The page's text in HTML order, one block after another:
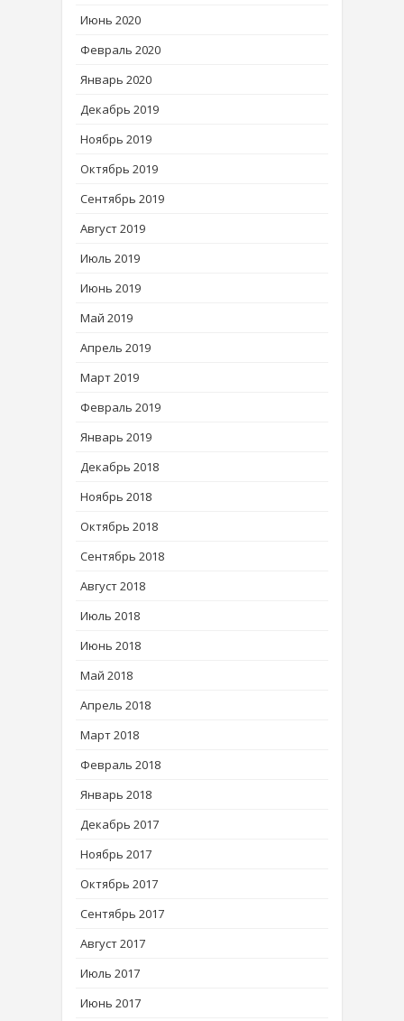
Июнь 2020
Февраль 2020
Январь 2020
Декабрь 2019
Ноябрь 2019
Октябрь 2019
Сентябрь 2019
Август 2019
Июль 2019
Июнь 2019
Май 2019
Апрель 2019
Март 2019
Февраль 2019
Январь 2019
Декабрь 2018
Ноябрь 2018
Октябрь 2018
Сентябрь 2018
Август 2018
Июль 2018
Июнь 2018
Май 2018
Апрель 2018
Март 2018
Февраль 2018
Январь 2018
Декабрь 2017
Ноябрь 2017
Октябрь 2017
Сентябрь 2017
Август 2017
Июль 2017
Июнь 2017